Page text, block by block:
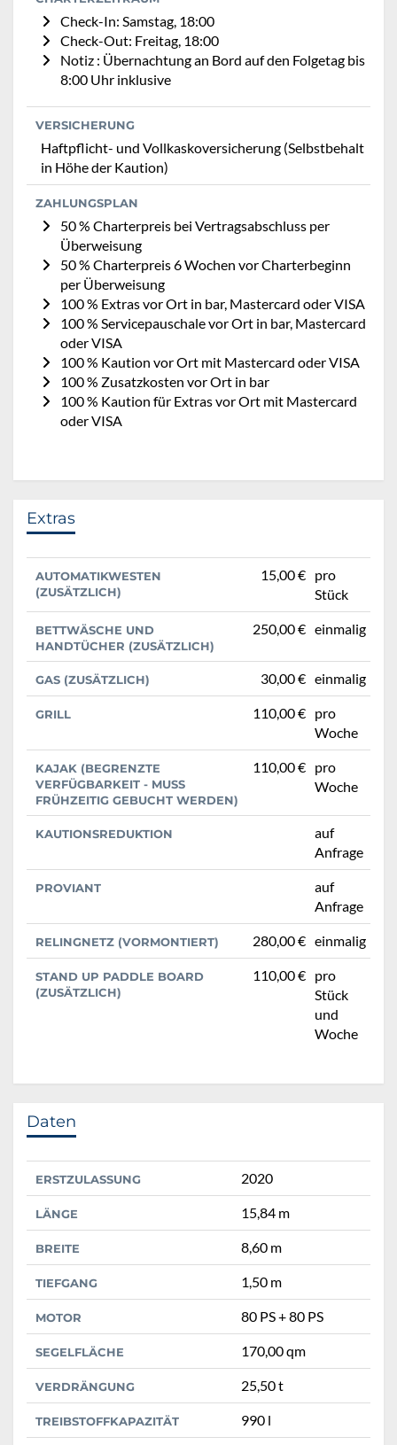
Check-In: Samstag, 18:00
Check-Out: Freitag, 18:00
Notiz : Übernachtung an Bord auf den Folgetag bis
8:00 Uhr inklusive
VERSICHERUNG
Haftpflicht- und Vollkaskoversicherung (Selbstbehalt
in Höhe der Kaution)
ZAHLUNGSPLAN
50 % Charterpreis bei Vertragsabschluss per
Überweisung
50 % Charterpreis 6 Wochen vor Charterbeginn
per Überweisung
100 % Extras vor Ort in bar, Mastercard oder VISA
100 % Servicepauschale vor Ort in bar, Mastercard
oder VISA
100 % Kaution vor Ort mit Mastercard oder VISA
100 % Zusatzkosten vor Ort in bar
100 % Kaution für Extras vor Ort mit Mastercard
oder VISA
Extras
AUTOMATIKWESTEN
(ZUSÄTZLICH)
15,00 € pro
Stück
BETTWÄSCHE UND
HANDTÜCHER (ZUSÄTZLICH)
250,00 € einmalig
GAS (ZUSÄTZLICH) 30,00 € einmalig
GRILL 110,00 € pro
Woche
KAJAK (BEGRENZTE
VERFÜGBARKEIT - MUSS
FRÜHZEITIG GEBUCHT WERDEN)
110,00 € pro
Woche
KAUTIONSREDUKTION
auf
Anfrage
PROVIANT
auf
Anfrage
RELINGNETZ (VORMONTIERT) 280,00 € einmalig
STAND UP PADDLE BOARD
(ZUSÄTZLICH)
110,00 € pro
Stück
und
Woche
Daten
ERSTZULASSUNG 2020
LÄNGE 15,84 m
BREITE 8,60 m
TIEFGANG 1,50 m
MOTOR 80 PS + 80 PS
SEGELFLÄCHE 170,00 qm
VERDRÄNGUNG 25,50 t
TREIBSTOFFKAPAZITÄT 990 l